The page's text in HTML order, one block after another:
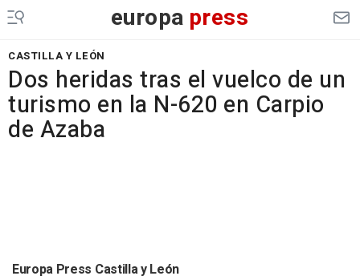
europa press
CASTILLA Y LEÓN
Dos heridas tras el vuelco de un
turismo en la N-620 en Carpio
de Azaba
Europa Press Castilla y León